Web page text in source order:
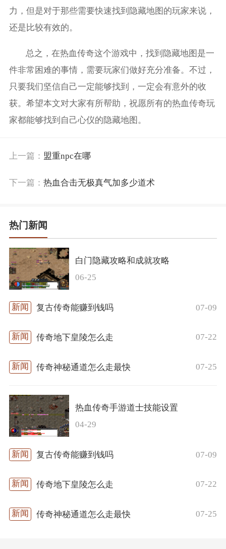
力，但是对于那些需要快速找到隐藏地图的玩家来说，
还是比较有效的。
总之，在热血传奇这个游戏中，找到隐藏地图是一
件非常困难的事情，需要玩家们做好充分准备。不过，
只要我们坚信自己一定能够找到，一定会有意外的收
获。希望本文对大家有所帮助，祝愿所有的热血传奇玩
家都能够找到自己心仪的隐藏地图。
上一篇： 盟重npc在哪
下一篇： 热血合击无极真气加多少道术
热门新闻
白门隐藏攻略和成就攻略
06-25
复古传奇能赚到钱吗 07-09
传奇地下皇陵怎么走 07-22
传奇神秘通道怎么走最快 07-25
热血传奇手游道士技能设置
04-29
复古传奇能赚到钱吗 07-09
传奇地下皇陵怎么走 07-22
传奇神秘通道怎么走最快 07-25